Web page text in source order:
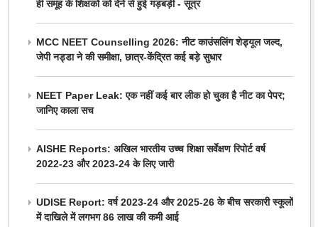
ही समूह के शिक्षकों को देने से हुई गड़बड़ी - सूत्र
MCC NEET Counselling 2026: नीट काउंसलिंग शेड्यूल जल्द,
जेपी नड्डा ने की समीक्षा, छात्र-केंद्रित कई बड़े सुधार
NEET Paper Leak: एक नहीं कई बार लीक हो चुका है नीट का पेपर;
जानिए काला सच
AISHE Reports: अखिल भारतीय उच्च शिक्षा सर्वेक्षण रिपोर्ट वर्ष
2022-23 और 2023-24 के लिए जारी
UDISE Report: वर्ष 2023-24 और 2025-26 के बीच सरकारी स्कूलों
में दाखिले में लगभग 86 लाख की कमी आई